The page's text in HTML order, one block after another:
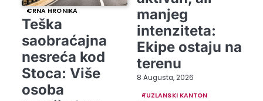
CRNA HRONIKA
Teška
saobraćajna
nesreća kod
Stoca: Više
osoba
manjeg
intenziteta:
Ekipe ostaju na
terenu
8 Augusta, 2026
TUZLANSKI KANTON